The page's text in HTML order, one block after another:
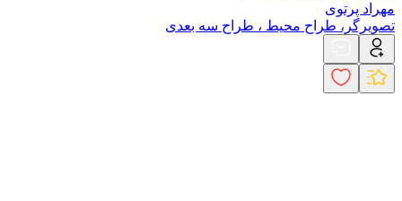
مهراد پرتوی
تصویرگر، طراح محیط ، طراح سه بعدی